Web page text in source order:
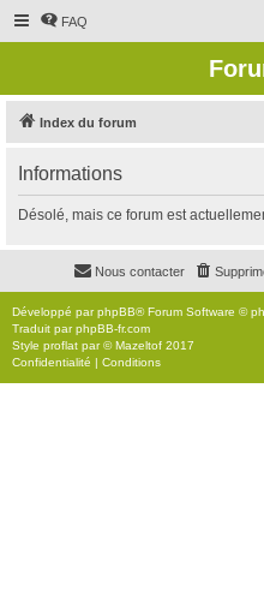
FAQ
Index du forum
Informations
Désolé, mais ce forum est
Nous contacter
Développé parphpBB® Forum Software ©
Traduit parphpBB-fr.com
Style proflat par ©Mazeltof 2017
Confidentialité | Conditions